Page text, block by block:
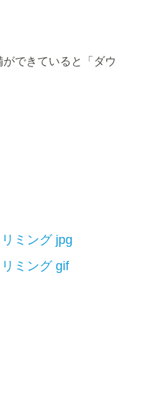
できていると「ダウ
リミング jpg
リミング gif